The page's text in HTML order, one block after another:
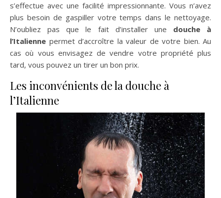
s’effectue avec une facilité impressionnante. Vous n’avez
plus besoin de gaspiller votre temps dans le nettoyage.
N’oubliez pas que le fait d’installer une douche à
l’Italienne permet d’accroître la valeur de votre bien. Au
cas où vous envisagez de vendre votre propriété plus
tard, vous pouvez un tirer un bon prix.
Les inconvénients de la douche à
l’Italienne